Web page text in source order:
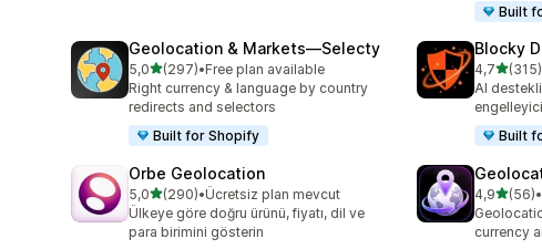
Built
Geolocation & Markets—Selecty
5,05 yıldız üzerinden
(297)
toplam 297 değerlendirme
•Free plan available
Right currency & language by country
redirects and selectors
Built for Shopify
Blocky
4,75 (315)
toplam
AI
Built
Orbe Geolocation
5,05 yıldız üzerinden
(290)
toplam 290 değerlendirme
•Ücretsiz plan mevcut
Ülkeye göre doğru ürünü, fiyatı, dil ve
para birimini gösterin
4,95 (56)
toplam •
currency